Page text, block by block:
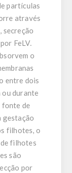
partículas
através
secreção
FeLV.
o
entre dois
ou durante
fonte de
gestação
filhotes, o
filhotes
são
por